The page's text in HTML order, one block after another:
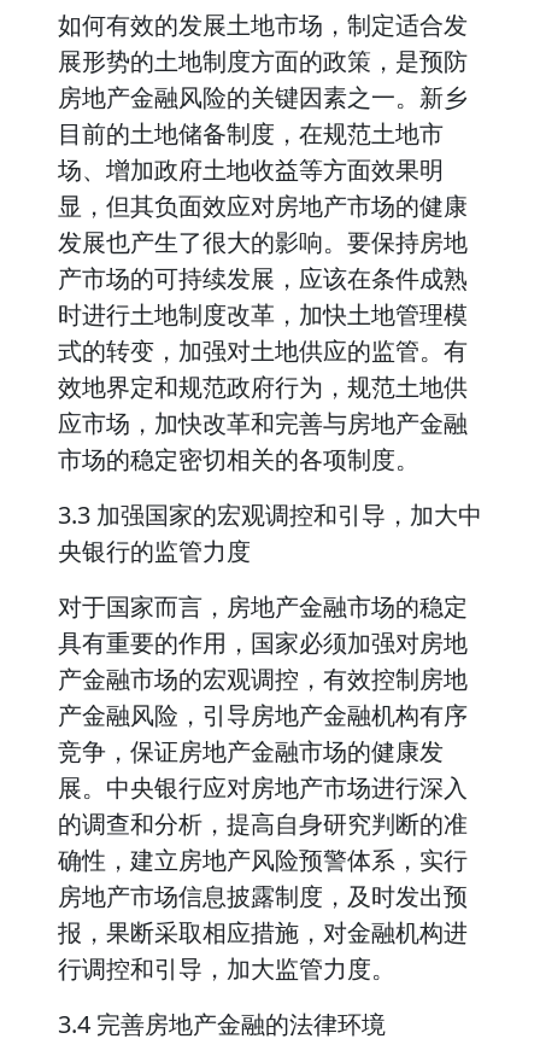
如何有效的发展土地市场，制定适合发
展形势的土地制度方面的政策，是预防
房地产金融风险的关键因素之一。新乡
目前的土地储备制度，在规范土地市
场、增加政府土地收益等方面效果明
显，但其负面效应对房地产市场的健康
发展也产生了很大的影响。要保持房地
产市场的可持续发展，应该在条件成熟
时进行土地制度改革，加快土地管理模
式的转变，加强对土地供应的监管。有
效地界定和规范政府行为，规范土地供
应市场，加快改革和完善与房地产金融
市场的稳定密切相关的各项制度。
3.3 加强国家的宏观调控和引导，加大中
央银行的监管力度
对于国家而言，房地产金融市场的稳定
具有重要的作用，国家必须加强对房地
产金融市场的宏观调控，有效控制房地
产金融风险，引导房地产金融机构有序
竞争，保证房地产金融市场的健康发
展。中央银行应对房地产市场进行深入
的调查和分析，提高自身研究判断的准
确性，建立房地产风险预警体系，实行
房地产市场信息披露制度，及时发出预
报，果断采取相应措施，对金融机构进
行调控和引导，加大监管力度。
3.4 完善房地产金融的法律环境